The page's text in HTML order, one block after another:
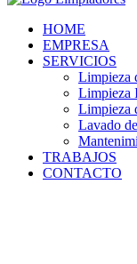
HOME
EMPRESA
SERVICIOS
Limpieza
Limpieza
Limpieza
Lavado
TRABAJOS
CONTACTO